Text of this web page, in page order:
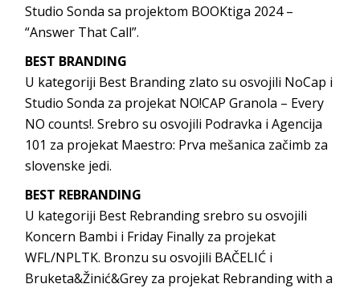
Studio Sonda sa projektom BOOKtiga 2024 –
“Answer That Call”.
BEST BRANDING
U kategoriji Best Branding zlato su osvojili NoCap i
Studio Sonda za projekat NO!CAP Granola – Every
NO counts!. Srebro su osvojili Podravka i Agencija
101 za projekat Maestro: Prva mešanica začimb za
slovenske jedi.
BEST REBRANDING
U kategoriji Best Rebranding srebro su osvojili
Koncern Bambi i Friday Finally za projekat
WFL/NPLTK. Bronzu su osvojili BAČELIĆ i
Bruketa&Žinić&Grey za projekat Rebranding with a